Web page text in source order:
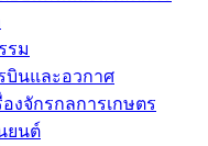
รม
บินและอวกาศ
องจักรกลการเกษตร
ยนต์